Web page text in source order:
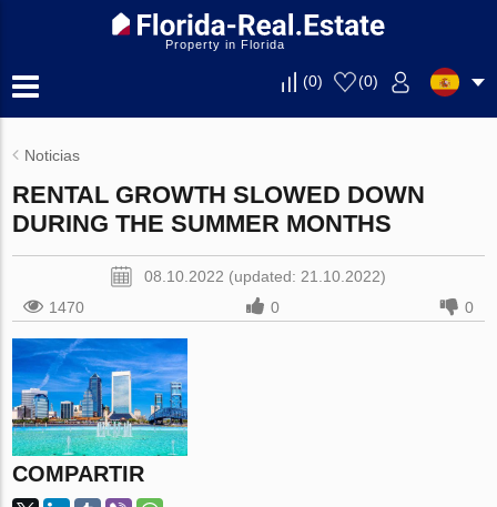
Property in Florida
(0) (0)
Noticias
RENTAL GROWTH SLOWED DOWN
DURING THE SUMMER MONTHS
08.10.2022 (updated: 21.10.2022)
1470
0 0
COMPARTIR